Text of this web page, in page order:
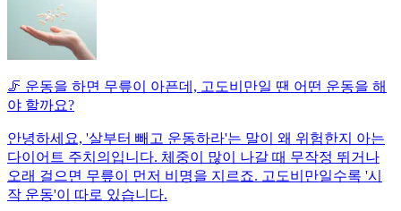
🦵 운동을 하면 무릎이 아픈데, 고도비만일 땐 어떤 운동을 해
야 할까요?
안녕하세요, '살부터 빼고 운동하라'는 말이 왜 위험한지 아는
다이어트 주치의입니다. 체중이 많이 나갈 때 무작정 뛰거나
오래 걸으면 무릎이 먼저 비명을 지르죠. 고도비만일수록 '시
작 운동'이 따로 있습니다.